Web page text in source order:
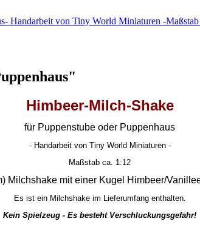
Handarbeit von Tiny World Miniaturen -
Himbeer-Milch-Shake
für Puppenstube oder Puppenhaus
- Handarbeit von Tiny World Miniaturen -
Maßstab ca. 1:12
Milchshake mit einer Kugel Himbeer/
Es ist ein Milchshake im Lieferumfang enthalten.
Kein Spielzeug - Es besteht Verschluckungsgefahr!